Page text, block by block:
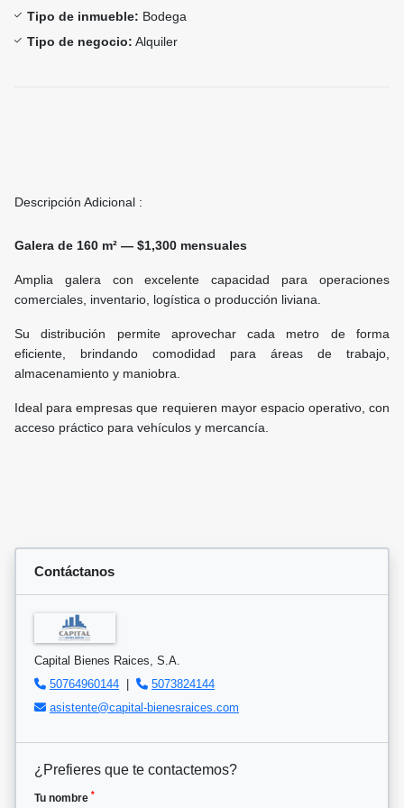
Tipo de inmueble: Bodega
Tipo de negocio: Alquiler
Descripción Adicional :
Galera de 160 m² — $1,300 mensuales
Amplia galera con excelente capacidad para operaciones
comerciales, inventario, logística o producción liviana.
Su distribución permite aprovechar cada metro de forma
eficiente, brindando comodidad para áreas de trabajo,
almacenamiento y maniobra.
Ideal para empresas que requieren mayor espacio operativo, con
acceso práctico para vehículos y mercancía.
Contáctanos
Capital Bienes Raices, S.A.
50764960144 |
5073824144
asistente@capital-bienesraices.com
¿Prefieres que te contactemos?
Tu nombre *